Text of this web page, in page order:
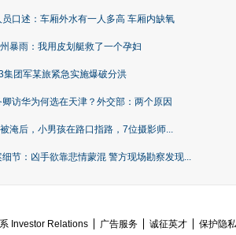
口述：车厢外水有一人多高 车厢内缺氧
暴雨：我用皮划艇救了一个孕妇
集团军某旅紧急实施爆破分洪
访华为何选在天津？外交部：两个原因
淹后，小男孩在路口指路，7位摄影师...
节：凶手欲靠悲情蒙混 警方现场勘察发现...
Investor Relations 广告服务 诚征英才
保护隐